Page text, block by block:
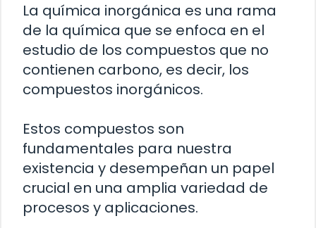
La química inorgánica es una rama
de la química que se enfoca en el
estudio de los compuestos que no
contienen carbono, es decir, los
compuestos inorgánicos.
Estos compuestos son
fundamentales para nuestra
existencia y desempeñan un papel
crucial en una amplia variedad de
procesos y aplicaciones.